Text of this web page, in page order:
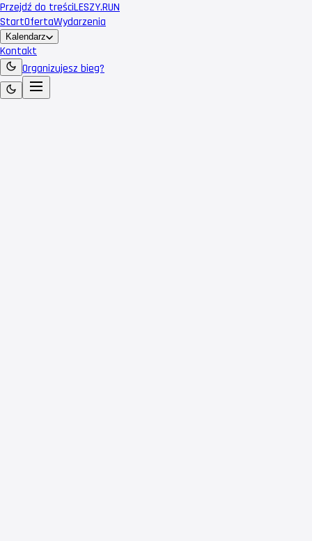
Przejdź do treściLESZY.RUN
StartOfertaWydarzenia
Kalendarz
Kontakt
Organizujesz bieg?